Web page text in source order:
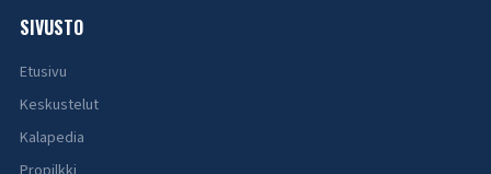
SIVUSTO
Etusivu
Keskustelut
Kalapedia